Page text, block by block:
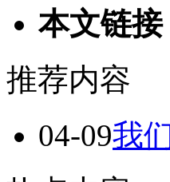
本文链接
推荐内容
04-09我